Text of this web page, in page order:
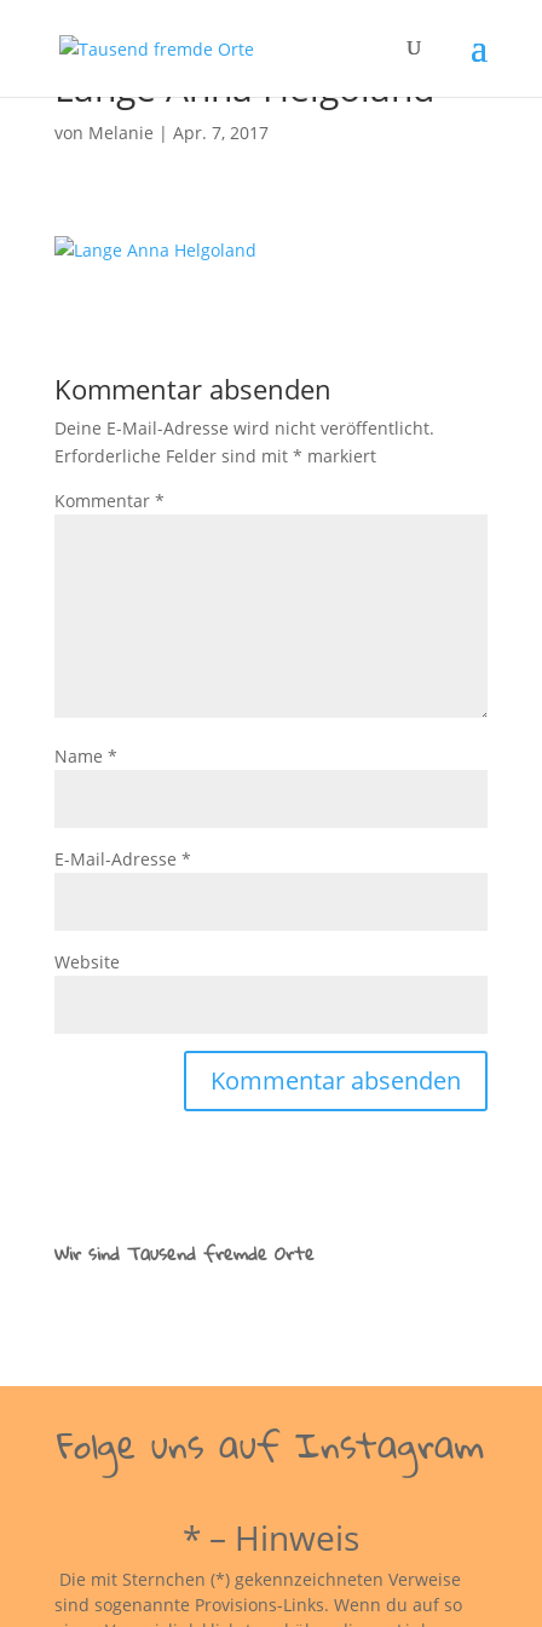
Lange Anna Helgoland
von Melanie | Apr. 7, 2017
Kommentar absenden
Deine E-Mail-Adresse wird nicht veröffentlicht.
Erforderliche Felder sind mit * markiert
Kommentar *
Name *
E-Mail-Adresse *
Website
Wir sind Tausend fremde Orte
Folge uns auf Instagram
* – Hinweis
Die mit Sternchen (*) gekennzeichneten Verweise
sind sogenannte Provisions-Links. Wenn du auf so